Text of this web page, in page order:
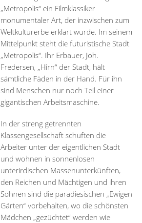
„Metropolis“ ein Filmklassiker
monumentaler Art, der inzwischen zum
Weltkulturerbe erklärt wurde. Im seinem
Mittelpunkt steht die futuristische Stadt
„Metropolis“. Ihr Erbauer, Joh.
Fredersen, „Hirn“ der Stadt, hält
sämtliche Fäden in der Hand. Für ihn
sind Menschen nur noch Teil einer
gigantischen Arbeitsmaschine.
In der streng getrennten
Klassengesellschaft schuften die
Arbeiter unter der eigentlichen Stadt
und wohnen in sonnenlosen
unterirdischen Massenunterkünften,
den Reichen und Mächtigen und ihren
Söhnen sind die paradiesischen „Ewigen
Gärten“ vorbehalten, wo die schönsten
Mädchen „gezüchtet“ werden wie